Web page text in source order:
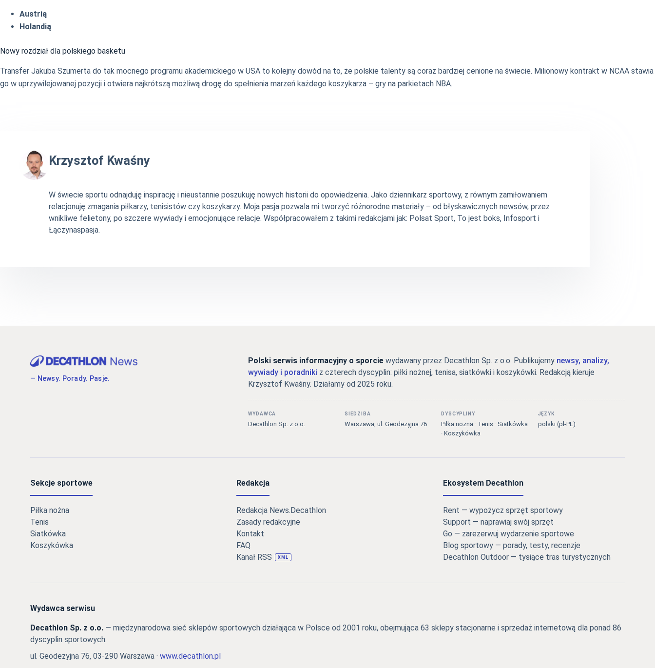
Austrią
Holandią
Nowy rozdział dla polskiego basketu
Transfer Jakuba Szumerta do tak mocnego programu akademickiego w USA to kolejny dowód na to, że polskie talenty są coraz bardziej cenione na świecie. Milionowy kontrakt w NCAA stawia
go w uprzywilejowanej pozycji i otwiera najkrótszą możliwą drogę do spełnienia marzeń każdego koszykarza – gry na parkietach NBA.
Krzysztof Kwaśny
W świecie sportu odnajduję inspirację i nieustannie poszukuję nowych historii do opowiedzenia. Jako dziennikarz sportowy, z równym zamiłowaniem
relacjonuję zmagania piłkarzy, tenisistów czy koszykarzy. Moja pasja pozwala mi tworzyć różnorodne materiały – od błyskawicznych newsów, przez
wnikliwe felietony, po szczere wywiady i emocjonujące relacje. Współpracowałem z takimi redakcjami jak: Polsat Sport, To jest boks, Infosport i
Łączynaspasja.
— Newsy. Porady. Pasje.
Polski serwis informacyjny o sporciewydawany przez Decathlon Sp. z o.o. Publikujemy newsy, analizy,
wywiady i poradniki z czterech dyscyplin: piłki nożnej, tenisa, siatkówki i koszykówki. Redakcją kieruje
Krzysztof Kwaśny. Działamy od 2025 roku.
WYDAWCA
Decathlon Sp. z o.o.
SIEDZIBA
Warszawa, ul. Geodezyjna 76
DYSCYPLINY
Piłka nożna · Tenis · Siatkówka
· Koszykówka
JĘZYK
polski (pl-PL)
Sekcje sportowe
Piłka nożna
Tenis
Siatkówka
Koszykówka
Redakcja
Redakcja News.Decathlon
Zasady redakcyjne
Kontakt
FAQ
Kanał RSS
XML
Ekosystem Decathlon
Rent — wypożycz sprzęt sportowy
Support — naprawiaj swój sprzęt
Go — zarezerwuj wydarzenie sportowe
Blog sportowy — porady, testy, recenzje
Decathlon Outdoor — tysiące tras turystycznych
Wydawca serwisu
Decathlon Sp. z o.o. — międzynarodowa sieć sklepów sportowych działająca w Polsce od 2001 roku, obejmująca 63 sklepy stacjonarne i sprzedaż internetową dla ponad 86
dyscyplin sportowych.
ul. Geodezyjna 76, 03-290 Warszawa · www.decathlon.pl